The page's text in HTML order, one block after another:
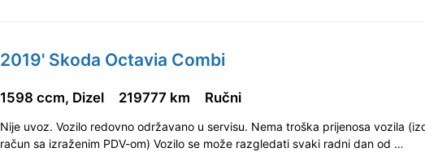
2019' Skoda Octavia Combi
1598 ccm, Dizel 219777 km Ručni
Nije uvoz. Vozilo redovno održavano u servisu. Nema troška prijenosa vozila
račun sa izraženim PDV-om) Vozilo se može razgledati svaki radni dan od …